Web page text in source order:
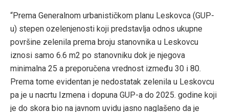
“Prema Generalnom urbanističkom planu Leskovca (GUP-
u) stepen ozelenjenosti koji predstavlja odnos ukupne
površine zelenila prema broju stanovnika u Leskovcu
iznosi samo 6.6 m2 po stanovniku dok je njegova
minimalna 25 a preporučena vrednost između 30 i 80.
Prema tome evidentan je nedostatak zelenila u Leskovcu
pa je u nacrtu Izmena i dopuna GUP-a do 2025. godine koji
je do skora bio na javnom uvidu jasno naglašeno da je